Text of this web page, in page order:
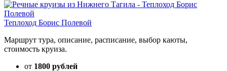
Теплоход Борис Полевой
Маршрут тура, описание, расписание, выбор каюты,
стоимость круиза.
от 1800 рублей